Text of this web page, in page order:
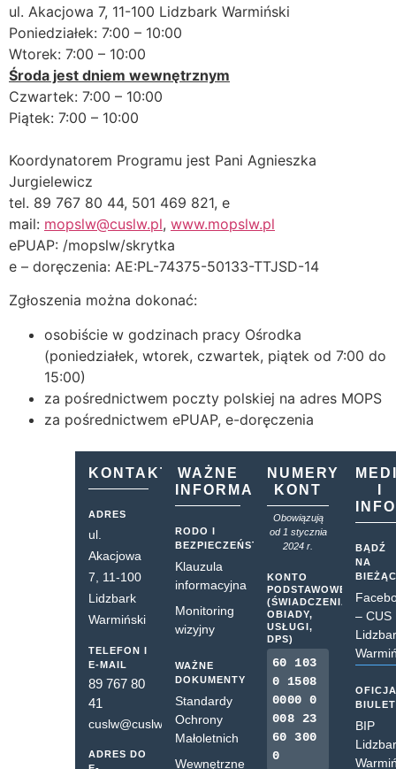
ul. Akacjowa 7, 11-100 Lidzbark Warmiński
Poniedziałek: 7:00 – 10:00
Wtorek: 7:00 – 10:00
Środa jest dniem wewnętrznym
Czwartek: 7:00 – 10:00
Piątek: 7:00 – 10:00
Koordynatorem Programu jest Pani Agnieszka
Jurgielewicz
tel. 89 767 80 44, 501 469 821, e
mail: mopslw@cuslw.pl, www.mopslw.pl
ePUAP: /mopslw/skrytka
e – doręczenia: AE:PL-74375-50133-TTJSD-14
Zgłoszenia można dokonać:
osobiście w godzinach pracy Ośrodka
(poniedziałek, wtorek, czwartek, piątek od 7:00 do
15:00)
za pośrednictwem poczty polskiej na adres MOPS
za pośrednictwem ePUAP, e-doręczenia
KONTAKT
ADRES
ul.
Akacjowa
7, 11-100
Lidzbark
Warmiński
TELEFON I
E-MAIL
89 767 80
41
cuslw@cuslw.pl
ADRES DO
WAŻNE
INFORMACJE
RODO I
BEZPIECZEŃSTWO
Klauzula
informacyjna
Monitoring
wizyjny
WAŻNE
DOKUMENTY
Standardy
Ochrony
Małoletnich
Wewnętrzne
NUMERY
KONT
Obowiązują
od 1 stycznia
2024 r.
KONTO
PODSTAWOWE
(ŚWIADCZENIA,
OBIADY,
USŁUGI,
DPS)
60 103
0 1508
0000 0
008 23
60 300
0
BĄDŹ
NA
– CUS
BIP